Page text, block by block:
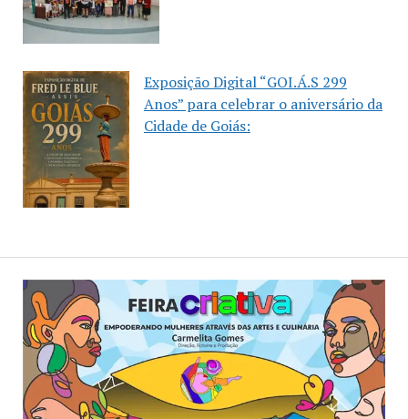
Exposição Digital “GOI.Á.S 299
Anos” para celebrar o aniversário da
Cidade de Goiás: